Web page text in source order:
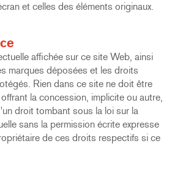
et celles des éléments originaux.
affichée sur ce site Web, ainsi
marques déposées et les droits
Rien dans ce site ne doit être
la concession, implicite ou autre,
droit tombant sous la loi sur la
sans la permission écrite expresse
de ces droits respectifs si ce